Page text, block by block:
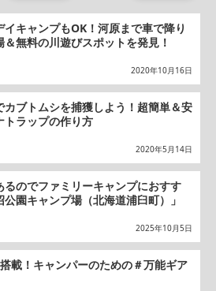
イキャンプもOK！河原まで車で降り
＆無料の川遊びスポットを発見！
2020年10月16日
カブトムシを捕獲しよう！超簡単＆安
トラップの作り方
2020年5月14日
るのでファミリーキャンプにおすす
園キャンプ場（北海道浦臼町）」
2025年10月5日
載！キャンパーのための＃万能ギア